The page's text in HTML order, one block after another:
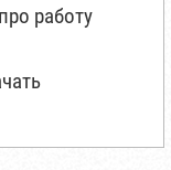
работу